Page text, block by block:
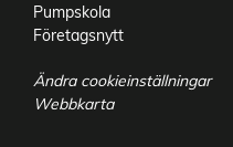
Pumpskola
Företagsnytt
Ändra cookieinställningar
Webbkarta